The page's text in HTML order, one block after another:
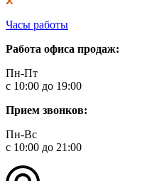
Часы работы
Работа офиса продаж:
Пн-Пт
с 10:00 до 19:00
Прием звонков:
Пн-Вс
с 10:00 до 21:00